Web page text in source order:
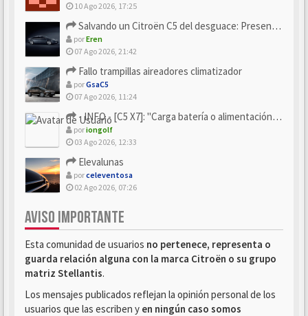
10 Ago 2026, 17:25
Salvando un Citroën C5 del desguace: Presentación y seguimiento
porEren
07 Ago 2026, 21:42
Fallo trampillas aireadores climatizador
porGsaC5
07 Ago 2026, 11:24
- INFO - [C5 X7]: "Carga batería o alimentación eléctri...
poriongolf
03 Ago 2026, 12:33
Elevalunas
porceleventosa
02 Ago 2026, 07:26
AVISO IMPORTANTE
Esta comunidad de usuarios no pertenece, representa o
guarda relación alguna con la marca Citroën o su grupo
matriz Stellantis.
Los mensajes publicados reflejan la opinión personal de los
usuarios que las escriben y en ningún caso somos